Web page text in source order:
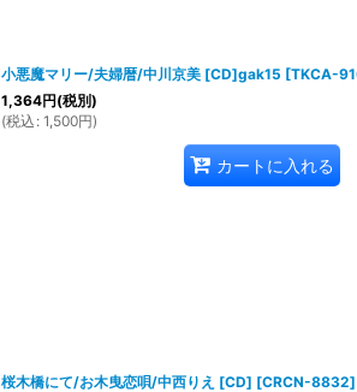
小悪魔マリー/夫婦暦/中川京美 [CD]gak15 [TKCA-
1,364円(税別)
(税込 : 1,500円)
カートに入れる
桜木橋にて/お木曳恋唄/中西りえ [CD] [CRCN-8832]